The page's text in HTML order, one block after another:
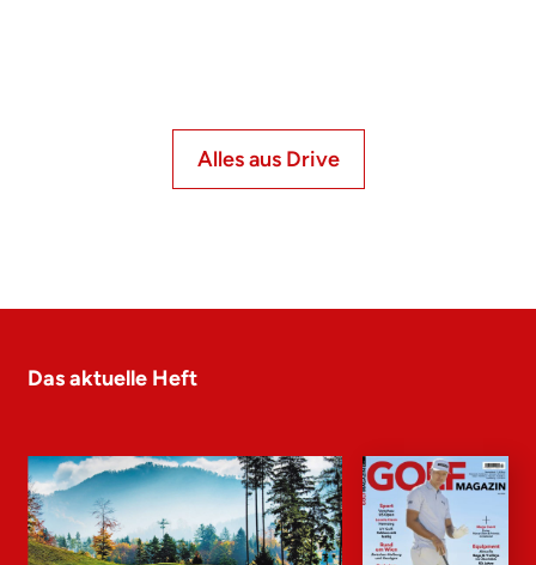
Alles aus Drive
Das aktuelle Heft